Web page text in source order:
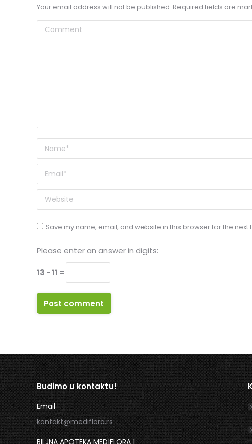
Your email address will not be published. Required fields are
Comment
Name *
Email *
Website
Save my name, email, and website in this browser for the next
Please enter an answer in digits:
13 − 11 =
Post comment
Budimo u kontaktu!
Email
kontakt@mediflora.rs
BILJNA APOTEKA MEDIFLORA 1